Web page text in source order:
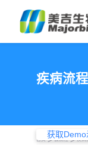
疾病流
获取Demo
首页 > 云流程 > 疾病